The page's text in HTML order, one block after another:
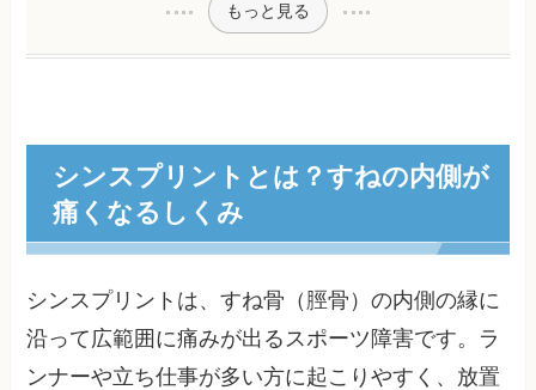
もっと見る
シンスプリントとは？すねの内側が
痛くなるしくみ
シンスプリントは、すね骨（脛骨）の内側の縁に
沿って広範囲に痛みが出るスポーツ障害です。ラ
ンナーや立ち仕事が多い方に起こりやすく、放置